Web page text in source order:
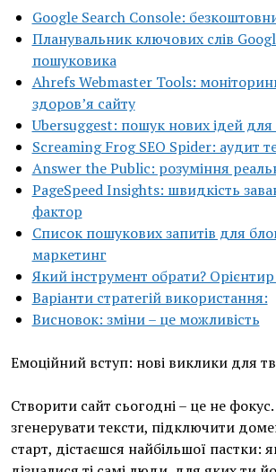
Google Search Console:
Планувальник ключових слів
пошуковика
Ahrefs Webmaster Tools:
здоров’я сайту
Ubersuggest: пошук нових ідей для
Screaming Frog SEO Spider: аудит
Answer the Public: розуміння
PageSpeed Insights: швидкість
фактор
Список пошукових запитів для
маркетинг
Який інструмент обрати?
Варіанти стратегій використання:
Висновок: зміни – це можливість
Емоційний вступ: нові виклики для
Створити сайт сьогодні – це не
згенерувати тексти, підключити
старт, дістаєшся найбільшої пастки: